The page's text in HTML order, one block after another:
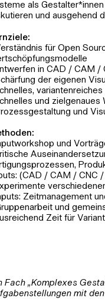
als
und ausgehend
für Open
in CAD / CAM /
der eigenen
und zielgenaues
und
und
(CAD / CAM / CNC
Zeitmanagement
und
Zeit für
Fach „Komplexes
mit